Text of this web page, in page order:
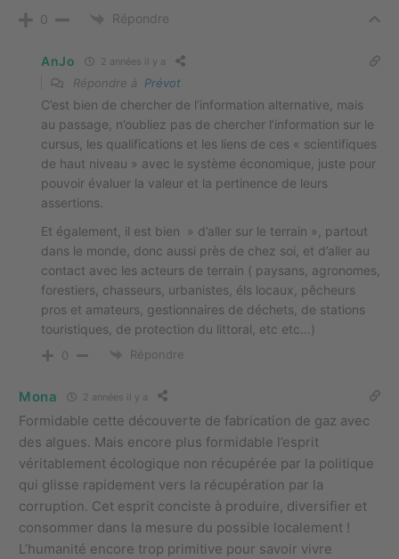
0 Répondre
AnJo 2 années il y a
Répondre à Prévot
C’est bien de chercher de l’information alternative, mais
au passage, n’oubliez pas de chercher l’information sur le
cursus, les qualifications et les liens de ces « scientifiques
de haut niveau » avec le système économique, juste pour
pouvoir évaluer la valeur et la pertinence de leurs
assertions.
Et également, il est bien » d’aller sur le terrain », partout
dans le monde, donc aussi près de chez soi, et d’aller au
contact avec les acteurs de terrain ( paysans, agronomes,
forestiers, chasseurs, urbanistes, éls locaux, pêcheurs
pros et amateurs, gestionnaires de déchets, de stations
touristiques, de protection du littoral, etc etc…)
0 Répondre
Mona 2 années il y a
Formidable cette découverte de fabrication de gaz avec
des algues. Mais encore plus formidable l’esprit
véritablement écologique non récupérée par la politique
qui glisse rapidement vers la récupération par la
corruption. Cet esprit conciste à produire, diversifier et
consommer dans la mesure du possible localement !
L’humanité encore trop primitive pour savoir vivre